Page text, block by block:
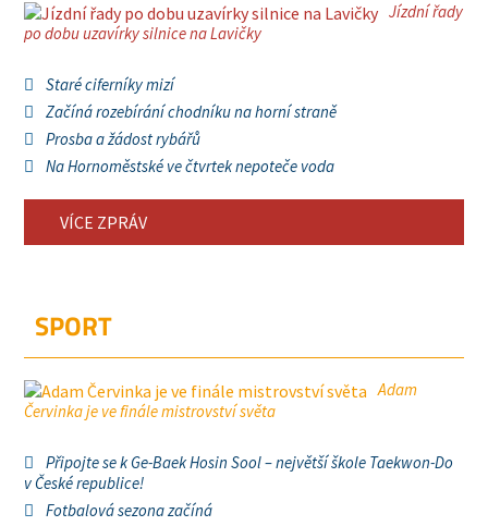
Jízdní řady
po dobu uzavírky silnice na Lavičky
Staré ciferníky mizí
Začíná rozebírání chodníku na horní straně
Prosba a žádost rybářů
Na Hornoměstské ve čtvrtek nepoteče voda
VÍCE ZPRÁV
SPORT
Adam
Červinka je ve finále mistrovství světa
Připojte se k Ge-Baek Hosin Sool – největší škole Taekwon-Do
v České republice!
Fotbalová sezona začíná